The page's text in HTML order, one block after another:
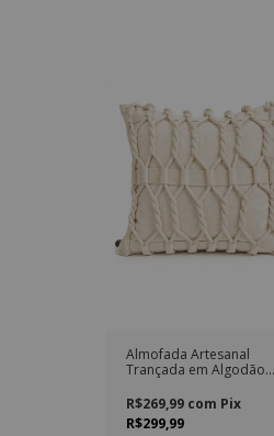
Almofada Artesanal
Trançada em Algodão
R$299,99
R$269,99 com Pix